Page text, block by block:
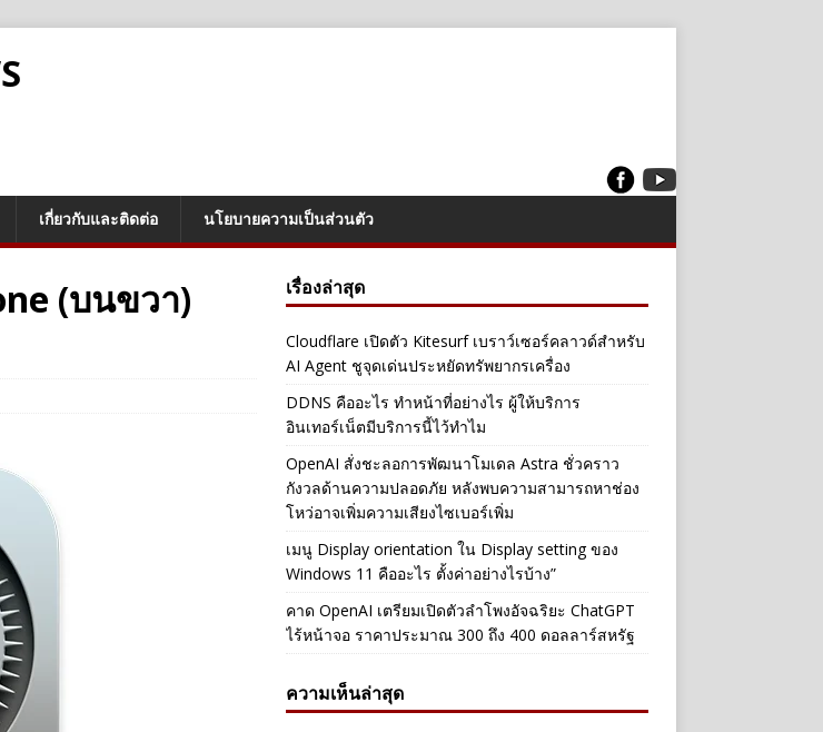
เกี่ยวกับและติดต่อ นโยบายความเป็นส่วนตัว
(บนขวา)
เรื่องล่าสุด
Cloudflare เปิดตัว Kitesurf เบราว์เซอร์คลาวด์สำหรับ
AI Agent ชูจุดเด่นประหยัดทรัพยากรเครื่อง
DDNS คืออะไร ทำหน้าที่อย่างไร ผู้ให้บริการ
อินเทอร์เน็ตมีบริการนี้ไว้ทำไม
OpenAI สั่งชะลอการพัฒนาโมเดล Astra ชั่วคราว
กังวลด้านความปลอดภัย หลังพบความสามารถหาช่อง
โหว่อาจเพิ่มความเสียงไซเบอร์เพิ่ม
เมนู Display orientation ใน Display setting ของ
Windows 11 คืออะไร ตั้งค่าอย่างไรบ้าง”
คาด OpenAI เตรียมเปิดตัวลำโพงอัจฉริยะ ChatGPT
ไร้หน้าจอ ราคาประมาณ 300 ถึง 400 ดอลลาร์สหรัฐ
ความเห็นล่าสุด